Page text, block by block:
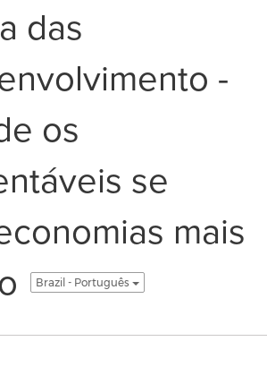
das
-
os
se
mais
Brazil - Português